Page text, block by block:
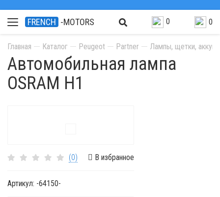
FRENCH -MOTORS 0 0
Главная Каталог Peugeot Partner Лампы, щетки,
Автомобильная лампа
OSRAM H1
(0) В избранное
Артикул: -64150-